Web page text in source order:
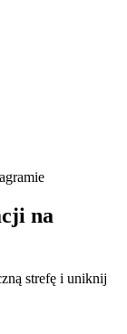
na
strefę i uniknij